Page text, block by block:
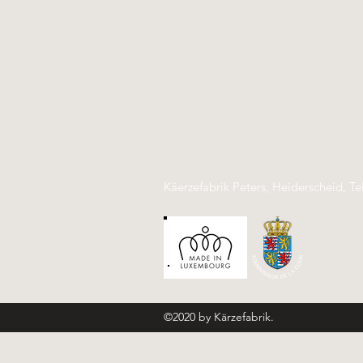
Käerzefabrik Peters, Heiderscheid, Tel.
©2020 by Kärzefabrik.